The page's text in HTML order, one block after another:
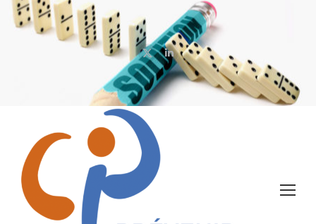
X
page
opens
in
window
LinkedIn
page
opens